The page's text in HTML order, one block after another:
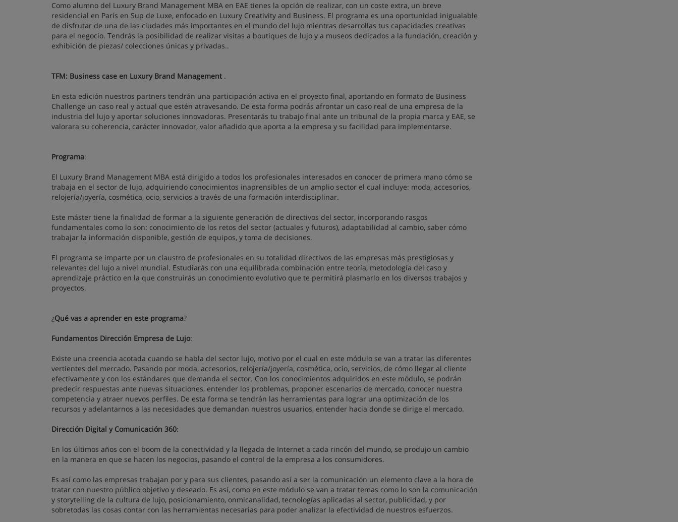
Como alumno del Luxury Brand Management MBA en EAE tienes la opción de realizar, con un coste extra, un breve
residencial en París en Sup de Luxe, enfocado en Luxury Creativity and Business. El programa es una oportunidad inigualable
de disfrutar de una de las ciudades más importantes en el mundo del lujo mientras desarrollas tus capacidades creativas
para el negocio. Tendrás la posibilidad de realizar visitas a boutiques de lujo y a museos dedicados a la fundación, creación y
exhibición de piezas/ colecciones únicas y privadas..
TFM: Business case en Luxury Brand Management .
En esta edición nuestros partners tendrán una participación activa en el proyecto final, aportando en formato de Business
Challenge un caso real y actual que estén atravesando. De esta forma podrás afrontar un caso real de una empresa de la
industria del lujo y aportar soluciones innovadoras. Presentarás tu trabajo final ante un tribunal de la propia marca y EAE, se
valorara su coherencia, carácter innovador, valor añadido que aporta a la empresa y su facilidad para implementarse.
Programa:
El Luxury Brand Management MBA está dirigido a todos los profesionales interesados en conocer de primera mano cómo se
trabaja en el sector de lujo, adquiriendo conocimientos inaprensibles de un amplio sector el cual incluye: moda, accesorios,
relojería/joyería, cosmética, ocio, servicios a través de una formación interdisciplinar.
Este máster tiene la finalidad de formar a la siguiente generación de directivos del sector, incorporando rasgos
fundamentales como lo son: conocimiento de los retos del sector (actuales y futuros), adaptabilidad al cambio, saber cómo
trabajar la información disponible, gestión de equipos, y toma de decisiones.
El programa se imparte por un claustro de profesionales en su totalidad directivos de las empresas más prestigiosas y
relevantes del lujo a nivel mundial. Estudiarás con una equilibrada combinación entre teoría, metodología del caso y
aprendizaje práctico en la que construirás un conocimiento evolutivo que te permitirá plasmarlo en los diversos trabajos y
proyectos.
¿Qué vas a aprender en este programa?
Fundamentos Dirección Empresa de Lujo:
Existe una creencia acotada cuando se habla del sector lujo, motivo por el cual en este módulo se van a tratar las diferentes
vertientes del mercado. Pasando por moda, accesorios, relojería/joyería, cosmética, ocio, servicios, de cómo llegar al cliente
efectivamente y con los estándares que demanda el sector. Con los conocimientos adquiridos en este módulo, se podrán
predecir respuestas ante nuevas situaciones, entender los problemas, proponer escenarios de mercado, conocer nuestra
competencia y atraer nuevos perfiles. De esta forma se tendrán las herramientas para lograr una optimización de los
recursos y adelantarnos a las necesidades que demandan nuestros usuarios, entender hacia donde se dirige el mercado.
Dirección Digital y Comunicación 360:
En los últimos años con el boom de la conectividad y la llegada de Internet a cada rincón del mundo, se produjo un cambio
en la manera en que se hacen los negocios, pasando el control de la empresa a los consumidores.
Es así como las empresas trabajan por y para sus clientes, pasando así a ser la comunicación un elemento clave a la hora de
tratar con nuestro público objetivo y deseado. Es así, como en este módulo se van a tratar temas como lo son la comunicación
y storytelling de la cultura de lujo, posicionamiento, onmicanalidad, tecnologías aplicadas al sector, publicidad, y por
sobretodas las cosas contar con las herramientas necesarias para poder analizar la efectividad de nuestros esfuerzos.